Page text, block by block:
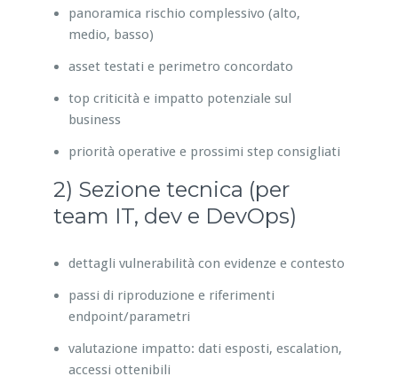
panoramica rischio complessivo (alto,
medio, basso)
asset testati e perimetro concordato
top criticità e impatto potenziale sul
business
priorità operative e prossimi step consigliati
2) Sezione tecnica (per
team IT, dev e DevOps)
dettagli vulnerabilità con evidenze e contesto
passi di riproduzione e riferimenti
endpoint/parametri
valutazione impatto: dati esposti, escalation,
accessi ottenibili